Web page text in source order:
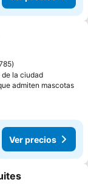
de la ciudad
admiten mascotas
Ver precios